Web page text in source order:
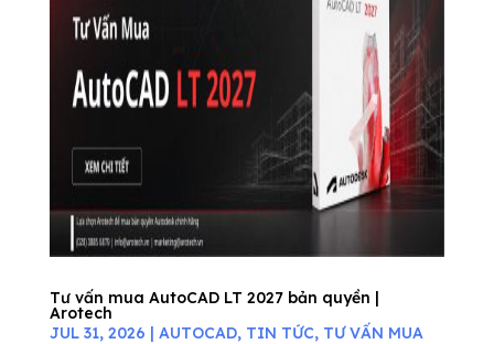
Tư vấn mua AutoCAD LT 2027 bản quyền |
Arotech
JUL 31, 2026 | AUTOCAD, TIN TỨC, TƯ VẤN MUA